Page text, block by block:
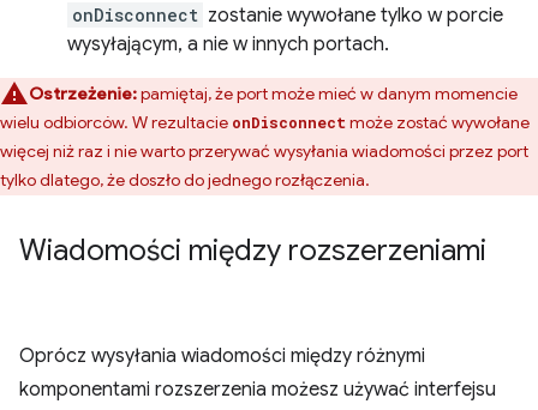
onDisconnect zostanie wywołane tylko w porcie
wysyłającym, a nie w innych portach.
Ostrzeżenie:pamiętaj, że port może mieć w danym momencie
wielu odbiorców. W rezultacie onDisconnect może zostać wywołane
więcej niż raz i nie warto przerywać wysyłania wiadomości przez port
tylko dlatego, że doszło do jednego rozłączenia.
Wiadomości między rozszerzeniami
Oprócz wysyłania wiadomości między różnymi
komponentami rozszerzenia możesz używać interfejsu